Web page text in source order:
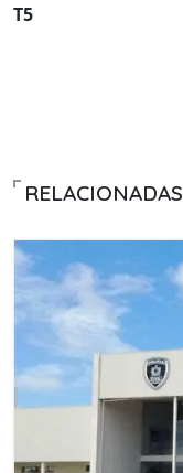
T5
RELACIONADAS